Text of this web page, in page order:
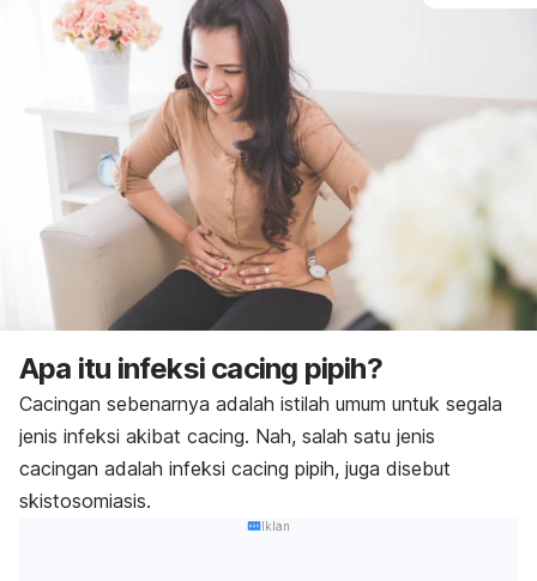
Apa itu infeksi cacing pipih?
Cacingan sebenarnya adalah istilah umum untuk segala
jenis infeksi akibat cacing. Nah, salah satu jenis
cacingan adalah infeksi cacing pipih, juga disebut
skistosomiasis.
Iklan